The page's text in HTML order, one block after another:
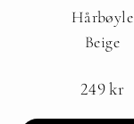
Hårbøyle
Beige
249kr